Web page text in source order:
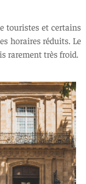
touristes et certains
horaires réduits. Le
rarement très froid.